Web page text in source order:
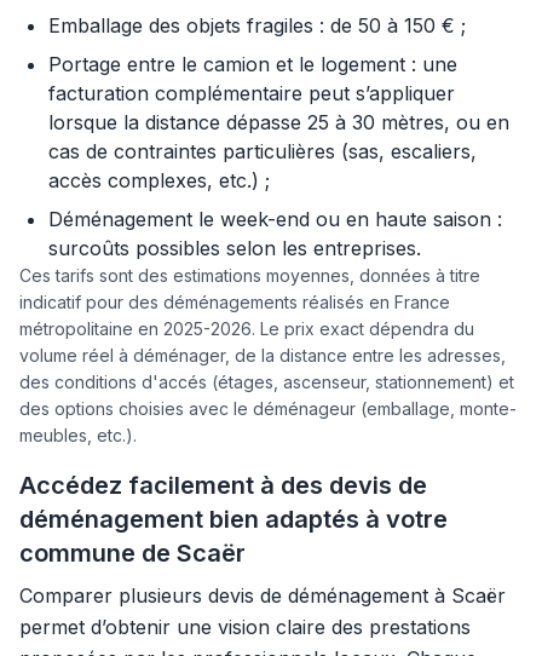
Emballage des objets fragiles : de 50 à 150 € ;
Portage entre le camion et le logement : une
facturation complémentaire peut s’appliquer
lorsque la distance dépasse 25 à 30 mètres, ou en
cas de contraintes particulières (sas, escaliers,
accès complexes, etc.) ;
Déménagement le week-end ou en haute saison :
surcoûts possibles selon les entreprises.
Ces tarifs sont des estimations moyennes, données à titre
indicatif pour des déménagements réalisés en France
métropolitaine en 2025-2026. Le prix exact dépendra du
volume réel à déménager, de la distance entre les adresses,
des conditions d'accés (étages, ascenseur, stationnement) et
des options choisies avec le déménageur (emballage, monte-
meubles, etc.).
Accédez facilement à des devis de
déménagement bien adaptés à votre
commune de Scaër
Comparer plusieurs devis de déménagement à Scaër
permet d’obtenir une vision claire des prestations